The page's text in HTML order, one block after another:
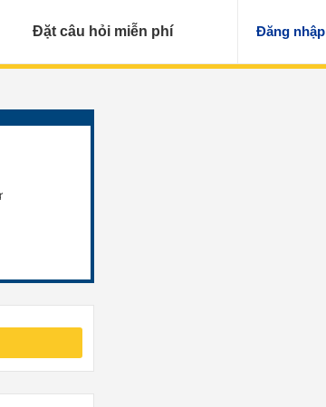
Đặt câu hỏi miễn phí Đăng nhập